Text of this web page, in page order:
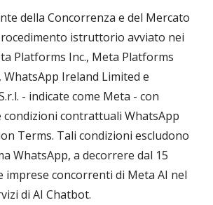
della Concorrenza e del Mercato
istruttorio avviato nei
Platforms Inc., Meta Platforms
Ireland Limited e
- indicate come Meta - con
contrattuali WhatsApp
Terms. Tali condizioni escludono
WhatsApp, a decorrere dal 15
imprese concorrenti di Meta AI nel
di AI Chatbot.